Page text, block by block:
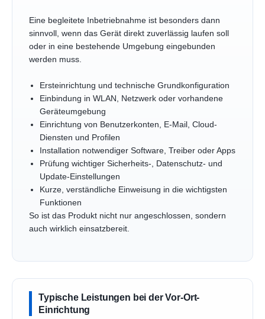
Eine begleitete Inbetriebnahme ist besonders dann
sinnvoll, wenn das Gerät direkt zuverlässig laufen soll
oder in eine bestehende Umgebung eingebunden
werden muss.
Ersteinrichtung und technische Grundkonfiguration
Einbindung in WLAN, Netzwerk oder vorhandene
Geräteumgebung
Einrichtung von Benutzerkonten, E-Mail, Cloud-
Diensten und Profilen
Installation notwendiger Software, Treiber oder Apps
Prüfung wichtiger Sicherheits-, Datenschutz- und
Update-Einstellungen
Kurze, verständliche Einweisung in die wichtigsten
Funktionen
So ist das Produkt nicht nur angeschlossen, sondern
auch wirklich einsatzbereit.
Typische Leistungen bei der Vor-Ort-
Einrichtung